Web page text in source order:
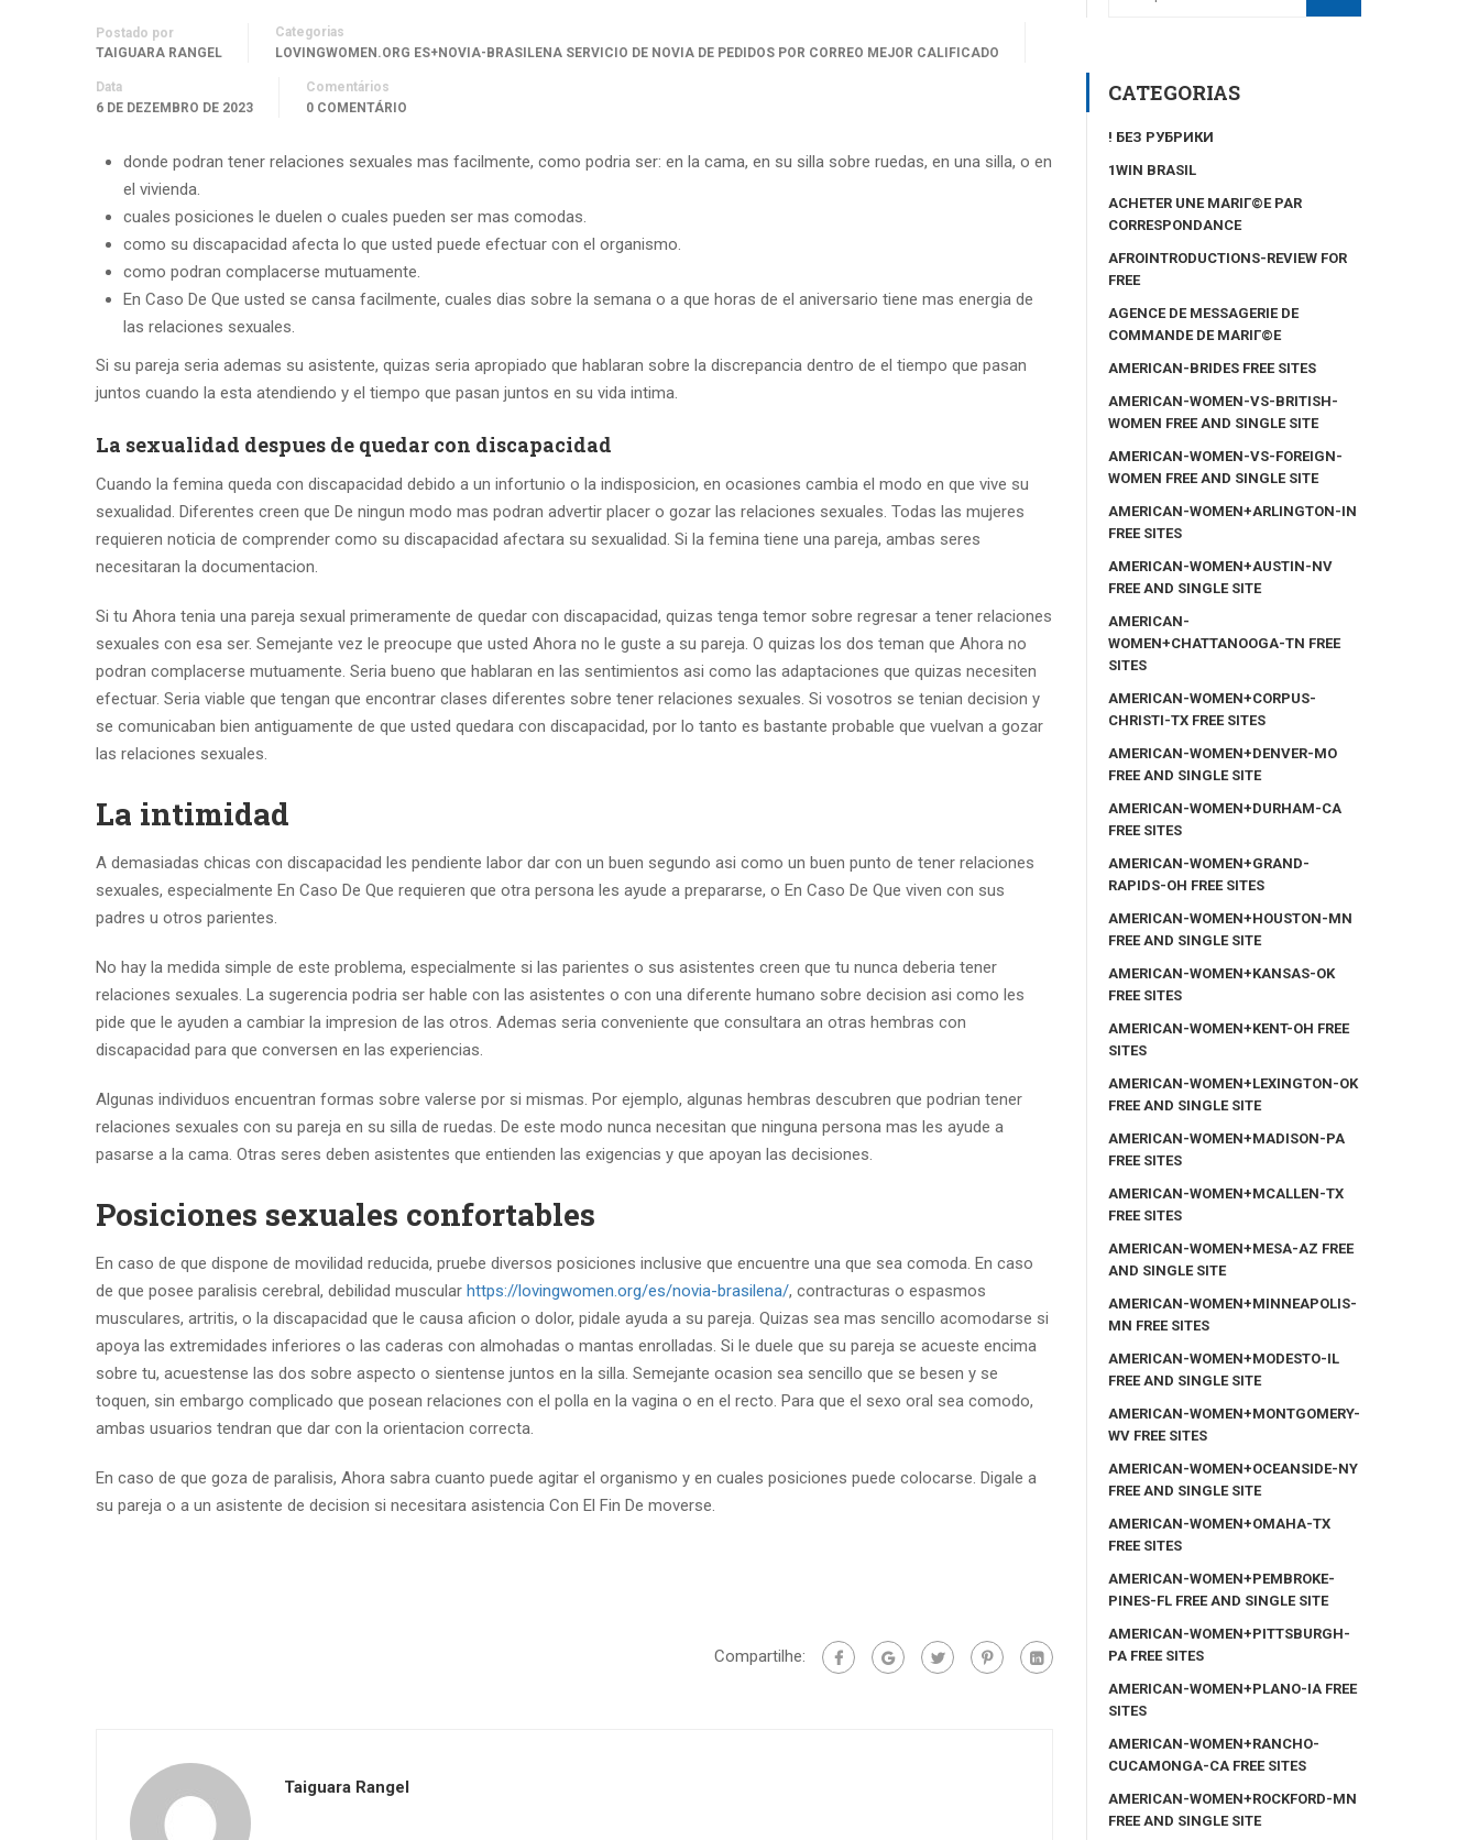
Postado por
TAIGUARA RANGEL
Categorias
LOVINGWOMEN.ORG ES+NOVIA-BRASILENA SERVICIO DE NOVIA DE PEDIDOS POR CORREO MEJOR CALIFICADO
Data
6 DE DEZEMBRO DE 2023
Comentários
0 COMENTÁRIO
donde podran tener relaciones sexuales mas facilmente, como podri­a ser: en la cama, en su silla sobre ruedas, en una silla, o en
el vivienda.
cuales posiciones le duelen o cuales pueden ser mas comodas.
como su discapacidad afecta lo que usted puede efectuar con el organismo.
como podran complacerse mutuamente.
En Caso De Que usted se cansa facilmente, cuales dias sobre la semana o a que horas de el aniversario tiene mas energia de
las relaciones sexuales.
Si su pareja seri­a ademas su asistente, quizas seria apropiado que hablaran sobre la discrepancia dentro de el tiempo que pasan
juntos cuando la esta atendiendo y el tiempo que pasan juntos en su vida intima.
La sexualidad despues de quedar con discapacidad
Cuando la femina queda con discapacidad debido a un infortunio o la indisposicion, en ocasiones cambia el modo en que vive su
sexualidad. Diferentes creen que De ningun modo mas podran advertir placer o gozar las relaciones sexuales. Todas las mujeres
requieren noticia de comprender como su discapacidad afectara su sexualidad. Si la femina tiene una pareja, ambas seres
necesitaran la documentacion.
Si tu Ahora tenia una pareja sexual primeramente de quedar con discapacidad, quizas tenga temor sobre regresar a tener relaciones
sexuales con esa ser. Semejante vez le preocupe que usted Ahora no le guste a su pareja. O quizas los dos teman que Ahora no
podran complacerse mutuamente. Seria bueno que hablaran en las sentimientos asi­ como las adaptaciones que quizas necesiten
efectuar. Seri­a viable que tengan que encontrar clases diferentes sobre tener relaciones sexuales. Si vosotros se tenian decision y
se comunicaban bien antiguamente de que usted quedara con discapacidad, por lo tanto es bastante probable que vuelvan a gozar
las relaciones sexuales.
La intimidad
A demasiadas chicas con discapacidad les pendiente labor dar con un buen segundo asi­ como un buen punto de tener relaciones
sexuales, especialmente En Caso De Que requieren que otra persona les ayude a prepararse, o En Caso De Que viven con sus
padres u otros parientes.
No hay la medida simple de este problema, especialmente si las parientes o sus asistentes creen que tu nunca deberia tener
relaciones sexuales. La sugerencia podri­a ser hable con las asistentes o con una diferente humano sobre decision asi­ como les
pide que le ayuden a cambiar la impresion de las otros. Ademas seria conveniente que consultara an otras hembras con
discapacidad para que conversen en las experiencias.
Algunas individuos encuentran formas sobre valerse por si mismas. Por ejemplo, algunas hembras descubren que podri­an tener
relaciones sexuales con su pareja en su silla de ruedas. De este modo nunca necesitan que ninguna persona mas les ayude a
pasarse a la cama. Otras seres deben asistentes que entienden las exigencias y que apoyan las decisiones.
Posiciones sexuales confortables
En caso de que dispone de movilidad reducida, pruebe diversos posiciones inclusive que encuentre una que sea comoda. En caso
de que posee paralisis cerebral, debilidad muscular https://lovingwomen.org/es/novia-brasilena/, contracturas o espasmos
musculares, artritis, o la discapacidad que le causa aficion o dolor, pidale ayuda a su pareja. Quizas sea mas sencillo acomodarse si
apoya las extremidades inferiores o las caderas con almohadas o mantas enrolladas. Si le duele que su pareja se acueste encima
sobre tu, acuestense las dos sobre aspecto o sientense juntos en la silla. Semejante ocasion sea sencillo que se besen y se
toquen, sin embargo complicado que posean relaciones con el polla en la vagina o en el recto. Para que el sexo oral sea comodo,
ambas usuarios tendran que dar con la orientacion correcta.
En caso de que goza de paralisis, Ahora sabra cuanto puede agitar el organismo y en cuales posiciones puede colocarse. Digale a
su pareja o a un asistente de decision si necesitara asistencia Con El Fin De moverse.
Compartilhe:
Taiguara Rangel
CATEGORIAS
! БЕЗ РУБРИКИ
1WIN BRASIL
ACHETER UNE MARIГ©E PAR
CORRESPONDANCE
AFROINTRODUCTIONS-REVIEW FOR
FREE
AGENCE DE MESSAGERIE DE
COMMANDE DE MARIГ©E
AMERICAN-BRIDES FREE SITES
AMERICAN-WOMEN-VS-BRITISH-
WOMEN FREE AND SINGLE SITE
AMERICAN-WOMEN-VS-FOREIGN-
WOMEN FREE AND SINGLE SITE
AMERICAN-WOMEN+ARLINGTON-IN
FREE SITES
AMERICAN-WOMEN+AUSTIN-NV
FREE AND SINGLE SITE
AMERICAN-
WOMEN+CHATTANOOGA-TN FREE
SITES
AMERICAN-WOMEN+CORPUS-
CHRISTI-TX FREE SITES
AMERICAN-WOMEN+DENVER-MO
FREE AND SINGLE SITE
AMERICAN-WOMEN+DURHAM-CA
FREE SITES
AMERICAN-WOMEN+GRAND-
RAPIDS-OH FREE SITES
AMERICAN-WOMEN+HOUSTON-MN
FREE AND SINGLE SITE
AMERICAN-WOMEN+KANSAS-OK
FREE SITES
AMERICAN-WOMEN+KENT-OH FREE
SITES
AMERICAN-WOMEN+LEXINGTON-OK
FREE AND SINGLE SITE
AMERICAN-WOMEN+MADISON-PA
FREE SITES
AMERICAN-WOMEN+MCALLEN-TX
FREE SITES
AMERICAN-WOMEN+MESA-AZ FREE
AND SINGLE SITE
AMERICAN-WOMEN+MINNEAPOLIS-
MN FREE SITES
AMERICAN-WOMEN+MODESTO-IL
FREE AND SINGLE SITE
AMERICAN-WOMEN+MONTGOMERY-
WV FREE SITES
AMERICAN-WOMEN+OCEANSIDE-NY
FREE AND SINGLE SITE
AMERICAN-WOMEN+OMAHA-TX
FREE SITES
AMERICAN-WOMEN+PEMBROKE-
PINES-FL FREE AND SINGLE SITE
AMERICAN-WOMEN+PITTSBURGH-
PA FREE SITES
AMERICAN-WOMEN+PLANO-IA FREE
SITES
AMERICAN-WOMEN+RANCHO-
CUCAMONGA-CA FREE SITES
AMERICAN-WOMEN+ROCKFORD-MN
FREE AND SINGLE SITE